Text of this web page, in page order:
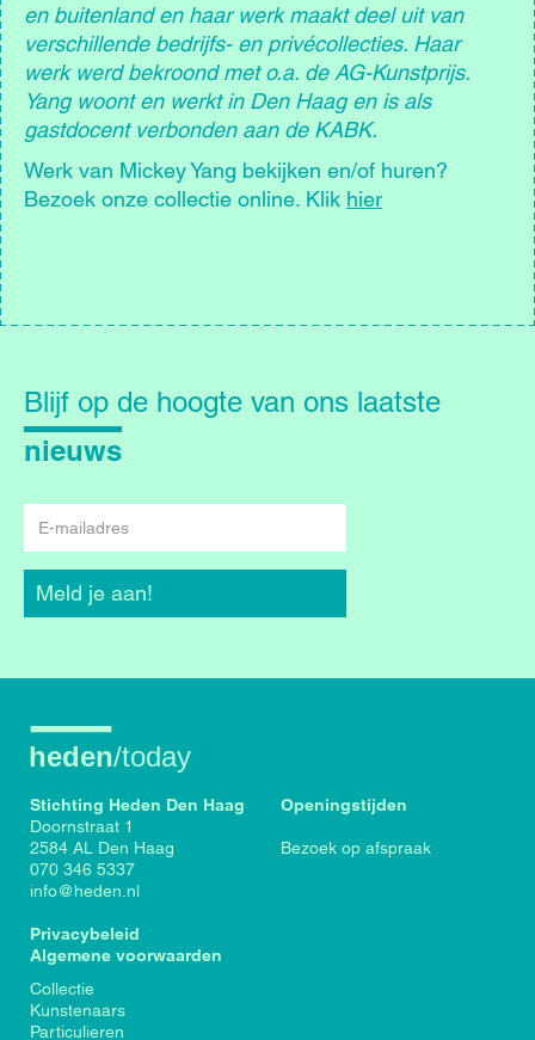
en buitenland en haar werk maakt deel uit van
verschillende bedrijfs- en privécollecties. Haar
werk werd bekroond met o.a. de AG-Kunstprijs.
Yang woont en werkt in Den Haag en is als
gastdocent verbonden aan de KABK.
Werk van Mickey Yang bekijken en/of huren?
Bezoek onze collectie online. Klik hier
op
de
hoogte
Blijf op de hoogte van ons laatste
nieuws
mailadres
Meld je aan!
Stichting Heden Den Haag
Doornstraat 1
2584 AL Den Haag
070 346 5337
info@heden.nl
Privacybeleid
Algemene voorwaarden
Openingstijden
Bezoek op afspraak
Voet
Collectie
Kunstenaars
Particulieren